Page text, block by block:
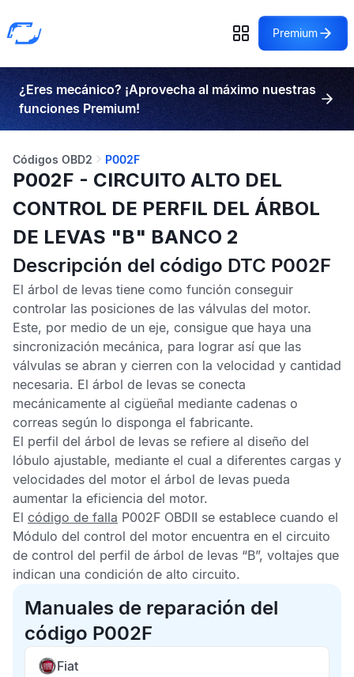
Premium
¿Eres mecánico? ¡Aprovecha al máximo nuestras
funciones Premium!
Códigos OBD2 P002F
P002F - CIRCUITO ALTO DEL
CONTROL DE PERFIL DEL ÁRBOL
DE LEVAS "B" BANCO 2
Descripción del código DTC P002F
El árbol de levas tiene como función conseguir
controlar las posiciones de las válvulas del motor.
Este, por medio de un eje, consigue que haya una
sincronización mecánica, para lograr así que las
válvulas se abran y cierren con la velocidad y cantidad
necesaria. El árbol de levas se conecta
mecánicamente al cigüeñal mediante cadenas o
correas según lo disponga el fabricante.
El perfil del árbol de levas se refiere al diseño del
lóbulo ajustable, mediante el cual a diferentes cargas y
velocidades del motor el árbol de levas pueda
aumentar la eficiencia del motor.
El código de falla P002F OBDII se establece cuando el
Módulo del control del motor encuentra en el circuito
de control del perfil de árbol de levas “B”, voltajes que
indican una condición de alto circuito.
Manuales de reparación del
código P002F
Fiat